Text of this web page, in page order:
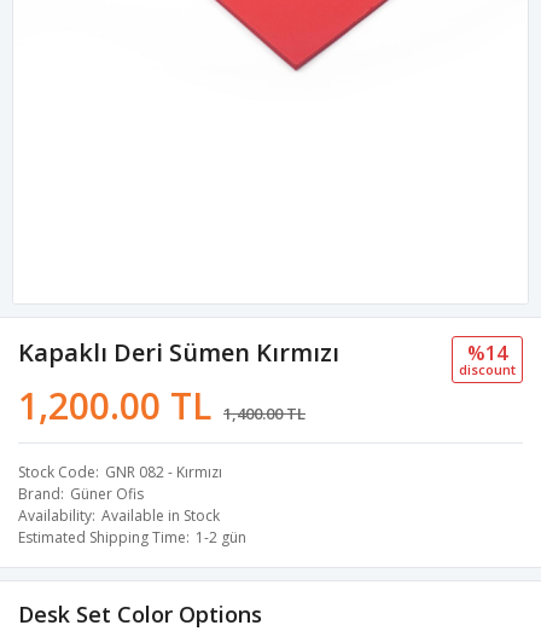
Kapaklı Deri Sümen Kırmızı
1,200.00 TL 1,400.00 TL
%14
discount
Stock Code GNR 082 - Kırmızı
Brand Güner Ofis
Availability Available in Stock
Estimated Shipping Time 1-2 gün
Desk Set Color Options